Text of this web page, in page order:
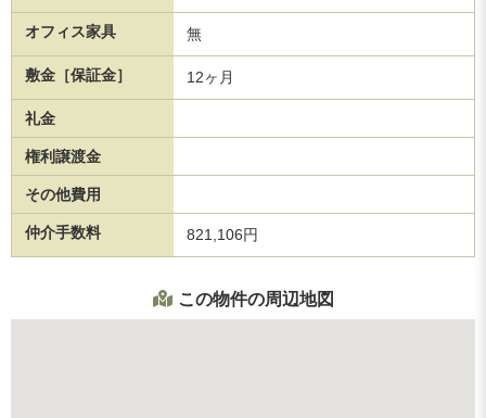
オフィス家具 無
敷金［保証金］ 12ヶ月
礼金
権利譲渡金
その他費用
仲介手数料 821,106円
この物件の周辺地図